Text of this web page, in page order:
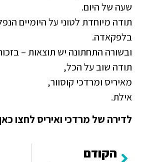
שעה של היום.
תודה מיוחדת לטוני על היומיים
בלפקאדה.
ובשורה התחתונה יש תוצאות –
תודה שוב על הכל,
מאיריס ומרדכי קוסוור,
אילת.
לדירה של מרדכי ואיריס לחצו
הקודם